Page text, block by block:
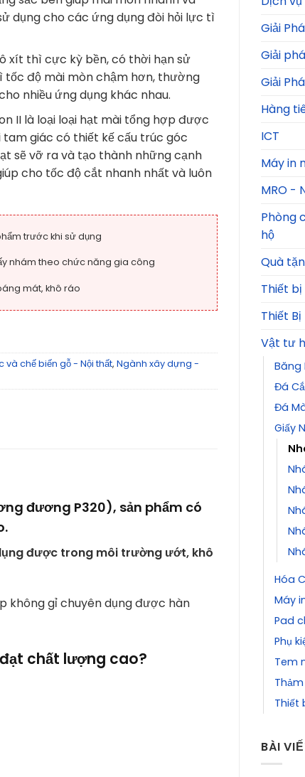
Giải
Giải
Giải
Hàng
ICT
Máy in
MRO -
Phòng
hộ
Quà
Thiết
Thiết
Vật tư
Băng
Đá
Đá
Giấy
Hóa
Máy
Pad
Phụ
Tem
Thiết
BÀI
dụng cho các ứng dụng đòi hỏi lực tì
xít thì cực kỳ bền, có thời hạn sử
tốc độ mài mòn chậm hơn, thường
nhiều ứng dụng khác nhau.
II là loại loại hạt mài tổng hợp được
giác có thiết kế cấu trúc góc
sẽ vỡ ra và tạo thành những cạnh
cho tốc độ cắt nhanh nhất và luôn
trước khi sử dụng
nhám theo chức năng gia công
mát, khô ráo
và chế biến gỗ - Nội thất, Ngành xây dựng -
đương P320), sản phẩm có
được trong môi trường ướt, khô
không gỉ chuyên dụng được hàn
chất lượng cao?